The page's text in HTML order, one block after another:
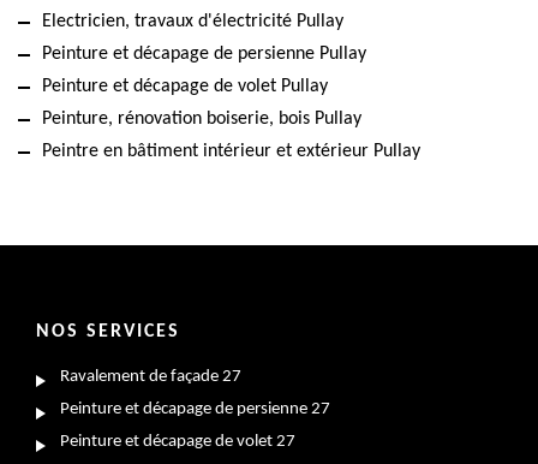
Electricien, travaux d'électricité Pullay
Peinture et décapage de persienne Pullay
Peinture et décapage de volet Pullay
Peinture, rénovation boiserie, bois Pullay
Peintre en bâtiment intérieur et extérieur Pullay
NOS SERVICES
Ravalement de façade 27
Peinture et décapage de persienne 27
Peinture et décapage de volet 27